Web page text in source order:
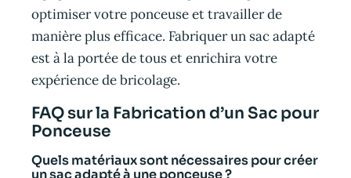
optimiser votre ponceuse et travailler de
manière plus efficace. Fabriquer un sac adapté
est à la portée de tous et enrichira votre
expérience de bricolage.
FAQ sur la Fabrication d’un Sac pour
Ponceuse
Quels matériaux sont nécessaires pour créer
un sac adapté à une ponceuse ?